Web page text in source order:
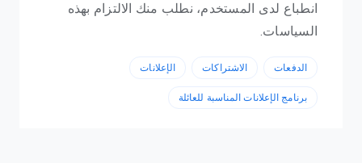
انطباع لدى المستخدم، نطلب منك الالتزام بهذه
السياسات.
الدفعات الاشتراكات الإعلانات
برنامج الإعلانات المناسبة للعائلة